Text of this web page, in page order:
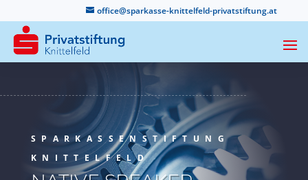
office@sparkasse-knittelfeld-privatstiftung.at
SPARKASSENSTIFTUNG
KNITTELFELD